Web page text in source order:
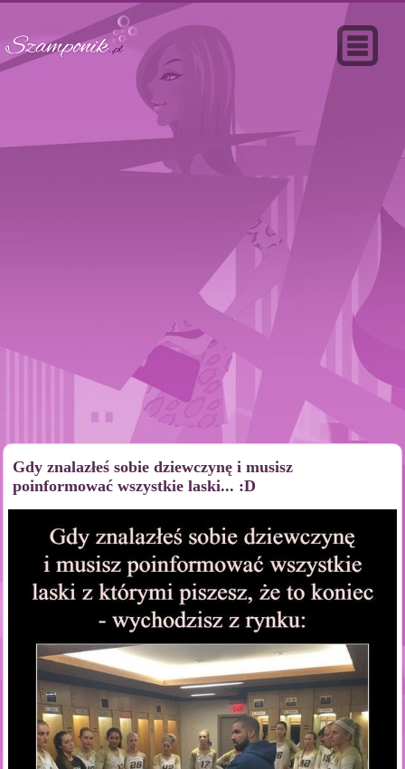
Gdy znalazłeś sobie dziewczynę i musisz
poinformować wszystkie laski... :D